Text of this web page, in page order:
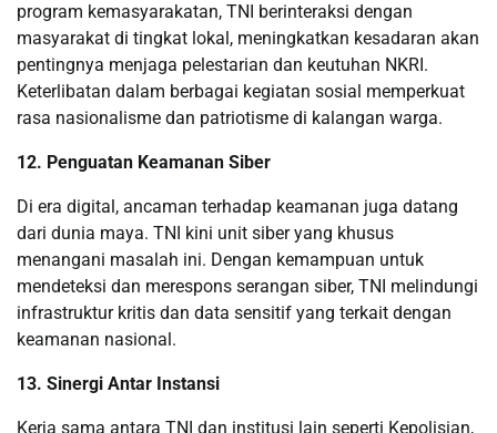
program kemasyarakatan, TNI berinteraksi dengan
masyarakat di tingkat lokal, meningkatkan kesadaran akan
pentingnya menjaga pelestarian dan keutuhan NKRI.
Keterlibatan dalam berbagai kegiatan sosial memperkuat
rasa nasionalisme dan patriotisme di kalangan warga.
12. Penguatan Keamanan Siber
Di era digital, ancaman terhadap keamanan juga datang
dari dunia maya. TNI kini unit siber yang khusus
menangani masalah ini. Dengan kemampuan untuk
mendeteksi dan merespons serangan siber, TNI melindungi
infrastruktur kritis dan data sensitif yang terkait dengan
keamanan nasional.
13. Sinergi Antar Instansi
Kerja sama antara TNI dan institusi lain seperti Kepolisian,